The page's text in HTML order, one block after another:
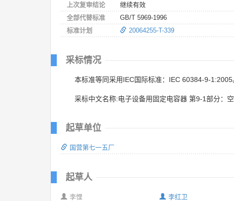
上次复审结论
继续有效
全部代替标准
GB/T 5969-1996
标准计划
20064255-T-339
采标情况
本标准等同采用IEC国际标准：IEC 60384-9-1:2005
采标中文名称:电子设备用固定电容器 第9-1部分：
起草单位
国营第七一五厂
起草人
李悝 李红卫